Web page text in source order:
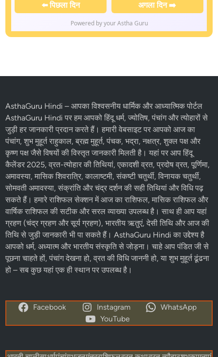
⬅️ पिछला दिन अगला दिन ➡️
Powered by your Astha Guru
AsthaGuru Hindi– आपका विश्वसनीय धार्मिक और आध्यात्मिक पोर्टल
AsthaGuru Hindi पर हम आपको हिंदू धर्म, ज्योतिष,पंचांगऔरत्योहारोंसे
जुड़ी हर जानकारी प्रदान करते हैं। हमारी वेबसाइट पर आपको आज का
पंचांग, शुभ मुहूर्त राहुकाल, ब्रह्म मुहूर्त, पंचक, भद्रा, नक्षत्र, शुक्ल पक्ष और
कृष्ण पक्ष जैसे विषयों की विस्तृत जानकारी मिलती है। यहां पर आप हिंदू
कैलेंडर 2025,व्रत-त्योहार की तिथियां,एकादशी व्रत, प्रदोष व्रत, पूर्णिमा,
अमावस्या, मासिक शिवरात्रि, कालाष्टमी, संकष्टी चतुर्थी, विनायक चतुर्थी,
सोमवती अमावस्या, संक्रांति और चंद्र दर्शन की सही तिथियां और विधि पढ़
सकते हैं। हमारेराशिफलसेक्शन मेंआज का राशिफल, मासिक राशिफल और
वार्षिक राशिफल की सटीक और सरल व्याख्या उपलब्ध है। साथ ही आप यहां
ग्रहण (चंद्र ग्रहण और सूर्य ग्रहण), भारतीय ऋतुएं, देसी तिथि और आज की
तिथि से जुड़ी जानकारी भी पा सकते हैं। AsthaGuru Hindi का उद्देश्य है
आपको धर्म, अध्यात्म और भारतीय संस्कृति से जोड़ना। चाहे आप पंडित जी से
पूछना चाहते हों, पंचांग देखना हो, व्रत की विधि जाननी हो, या शुभ मुहूर्त ढूंढना
हो – सब कुछ यहां एक ही स्थान पर उपलब्ध है।
Facebook Instagram
WhatsApp
YouTube